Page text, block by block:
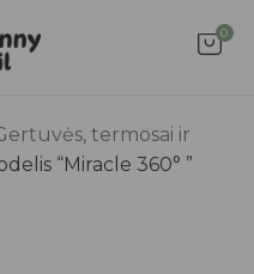
0
termosai ir
“Miracle 360° ”